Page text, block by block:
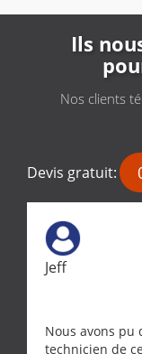
Ils
Nos clients
Devis gratuit:
Jeff
Nous avons pu
technicien de